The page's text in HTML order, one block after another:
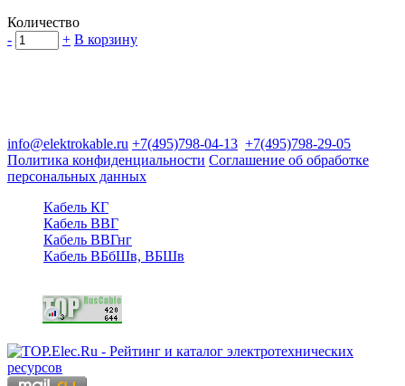
Количество
-
+ В корзину
info@elektrokable.ru +7(495)798-04-13 +7(495)798-29-05
Политика конфиденциальности Соглашение об обработке
персональных данных
Кабель КГ
Кабель ВВГ
Кабель ВВГнг
Кабель ВБбШв, ВБШв